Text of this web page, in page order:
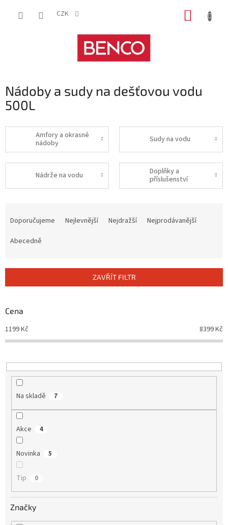
CZK
Nádoby a sudy na dešťovou vodu
500L
Amfory a okrasné
nádoby
Sudy na vodu
Nádrže na vodu
Doplňky a
příslušenství
r
d
k
t
Doporučujeme Nejlevnější Nejdražší
Nejprodávanější
Abecedně
ZAVŘÍT FILTR
Cena
1199Kč 8399Kč
Na skladě 7
Akce 4
Novinka 5
Tip 0
Značky